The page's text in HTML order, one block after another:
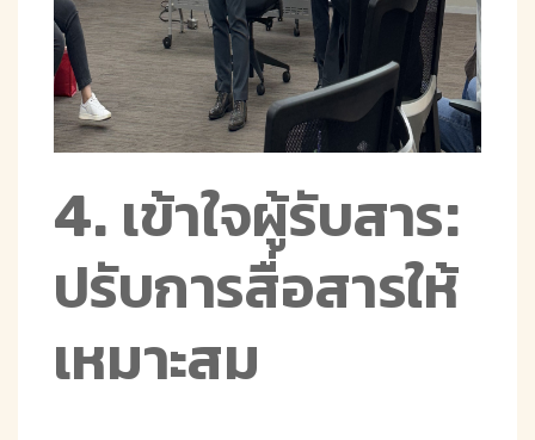
4. เข้าใจผู้รับสาร:
ปรับการสื่อสารให้
เหมาะสม